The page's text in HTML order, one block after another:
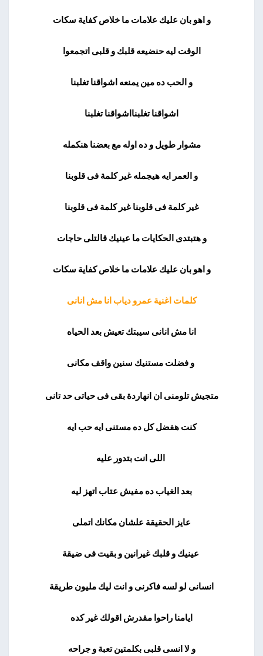
و اهو بان عليك علامات ما خلاص كفاية سكات
الوقت ليه حنضيعه قلبك و قلبى اتجمعوا
و الحب ده مين يمنعه اشواقنا تغلبنا
اشواقنا تغلبنااشواقنا تغلبنا
مشوار طويل و ده اوله مع بعضنا هنكمله
و العمر ايه هيجمله غير كلمة فى قلوبنا
غير كلمة فى قلوبنا غير كلمة فى قلوبنا
و هتبتدى الحكايات ما عينيك قالتلى حاجات
و اهو بان عليك علامات ما خلاص كفاية سكات
كلمات اغنية عمرو دياب انا مش انانى
انا مش انانى سيبتك تعيش بعد الحياه
و فضلت مستنيك سنين واقف مكانى
متجيش تلومنى ان انهاردة بقى فى حياتى حد تانى
كنت هفضل كل ده مستنى ايه حب ايه
اللى انت بتدور عليه
بعد الغياب ده مفيش عتاب اتهز ليه
عايز الحقيقة علشان مكانك اتملى
عينيك و قلبك غيرانين و بقيت فى ضيقة
انسانى لو لسه فاكرنى و انت ليك مليون طريقة
ايامنا راحوا مقدرش اقولك غير كده
و لا انسى قلبى بكلمتين تعبة و جراحه